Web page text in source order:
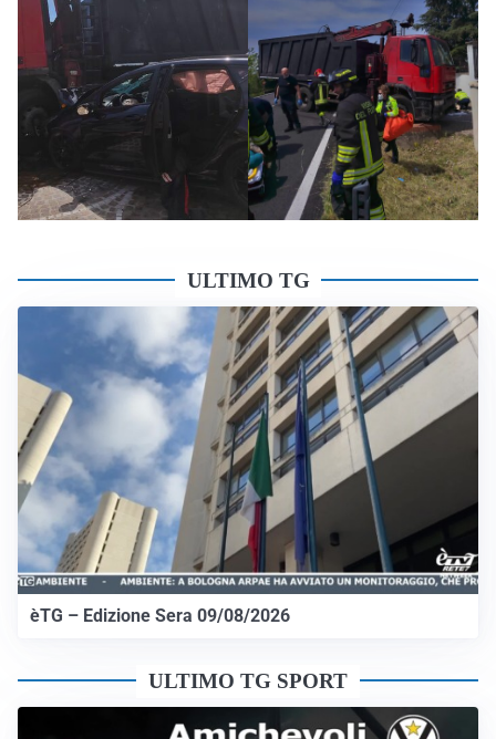
ULTIMO TG
èTG – Edizione Sera 09/08/2026
ULTIMO TG SPORT